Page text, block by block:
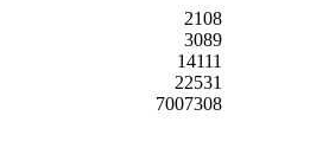
2108
3089
14111
22531
7007308